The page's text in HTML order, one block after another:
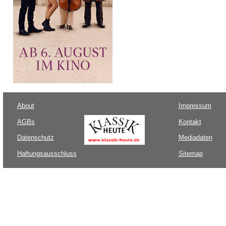
About
AGBs
Datenschutz
Haftungsausschluss
Impressum
Kontakt
Mediadaten
Sitemap